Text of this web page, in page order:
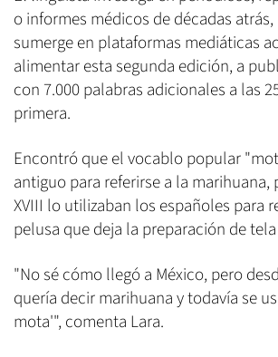
o informes médicos de décadas
sumerge en plataformas mediáticas
alimentar esta segunda edición, a
con 7.000 palabras adicionales a las
primera.
Encontró que el vocablo popular
antiguo para referirse a la marihuana,
XVIII lo utilizaban los españoles para
pelusa que deja la preparación de
"No sé cómo llegó a México, pero
quería decir marihuana y todavía se
mota'", comenta Lara.